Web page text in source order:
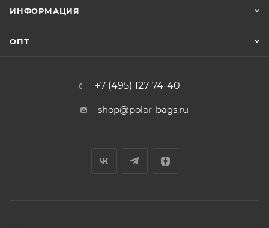
ИНФОРМАЦИЯ
ОПТ
+7 (495) 127-74-40
shop@polar-bags.ru